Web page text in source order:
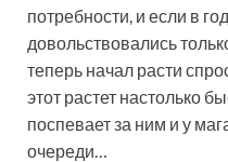
потребности, и если в
довольствовались
теперь начал расти
этот растет настолько
поспевает за ним и у
очереди…